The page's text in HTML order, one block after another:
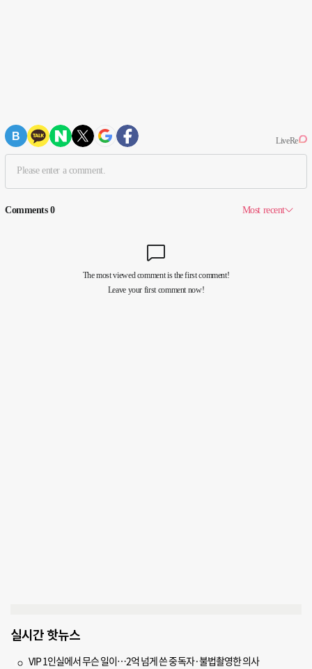
실시간 핫뉴스
VIP 1인실에서 무슨 일이…2억 넘게 쓴 중독자·불법촬영한 의사